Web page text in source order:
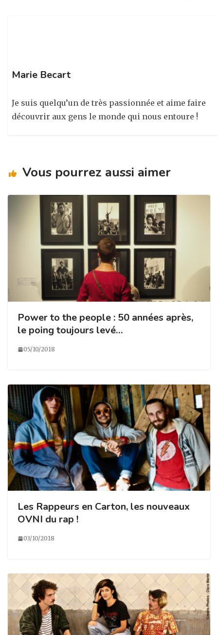
Marie Becart
Je suis quelqu’un de très passionnée et aime faire
découvrir aux gens le monde qui nous entoure !
Vous pourrez aussi aimer
Power to the people : 50 années après,
le poing toujours levé…
05/10/2018
Les Rappeurs en Carton, les nouveaux
OVNI du rap !
03/10/2018